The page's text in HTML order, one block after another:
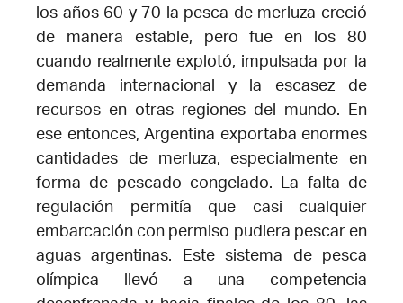
los años 60 y 70 la pesca de merluza creció
de manera estable, pero fue en los 80
cuando realmente explotó, impulsada por la
demanda internacional y la escasez de
recursos en otras regiones del mundo. En
ese entonces, Argentina exportaba enormes
cantidades de merluza, especialmente en
forma de pescado congelado. La falta de
regulación permitía que casi cualquier
embarcación con permiso pudiera pescar en
aguas argentinas. Este sistema de pesca
olímpica llevó a una competencia